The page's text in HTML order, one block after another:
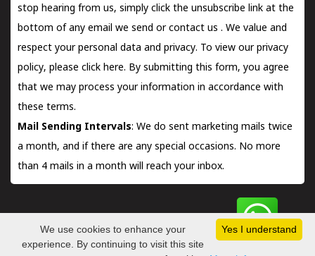
stop hearing from us, simply click the unsubscribe link at the
bottom of any email we send orcontact us . We value and
respect your personal data and privacy. To view our privacy
policy, please click here. By submitting this form, you agree
that we may process your information in accordance with
these terms.
Mail Sending Intervals: We do sent marketing mails twice
a month, and if there are any special occasions. No more
than 4 mails in a month will reach your inbox.
Copyright © 2026 | Kerala Book Store™. a venturer ofConsors
Yes I understand
We use cookies to enhance your
experience. By continuing to visit this site